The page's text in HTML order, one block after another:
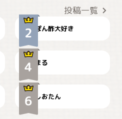
投稿一覧
ぽん酢大好き
🤦‍♀️
まる
暑い日が続くにゃ
しおたん